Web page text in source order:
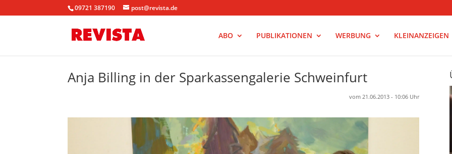
09721 387190 post@revista.de
ABO PUBLIKATIONEN WERBUNG KLEINANZEIGEN
Anja Billing in der Sparkassengalerie Schweinfurt
vom 21.06.2013 - 10:06 Uhr